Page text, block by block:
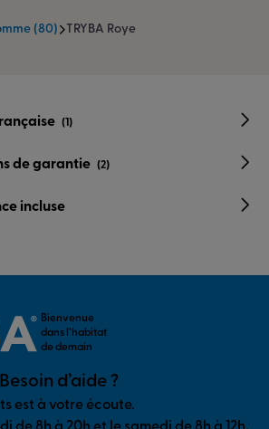
(80) TRYBA Roye
(1)
de garantie (2)
incluse
Bienvenue
dans l’habitat
de demain
d’aide ?
est à votre écoute.